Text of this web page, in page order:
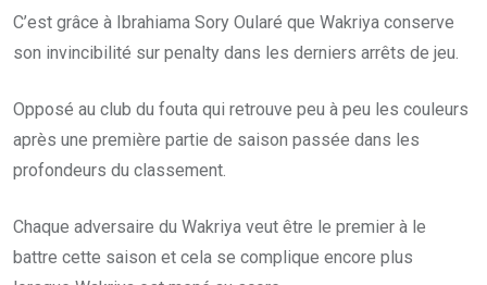
C’est grâce à Ibrahiama Sory Oularé que Wakriya conserve
son invincibilité sur penalty dans les derniers arrêts de jeu.
Opposé au club du fouta qui retrouve peu à peu les couleurs
après une première partie de saison passée dans les
profondeurs du classement.
Chaque adversaire du Wakriya veut être le premier à le
battre cette saison et cela se complique encore plus